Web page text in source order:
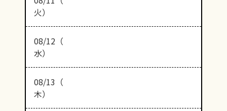
火）
08/12（
水）
08/13（
木）